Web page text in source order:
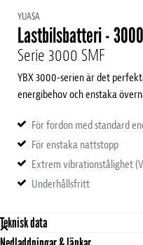
YUASA
Lastbilsbatteri -
Serie 3000 SMF
YBX 3000-serien är det
energibehov och enstaka
För fordon med standard
För enstaka nattstopp
Extrem vibrationstålighet
Underhållsfritt
Teknisk data